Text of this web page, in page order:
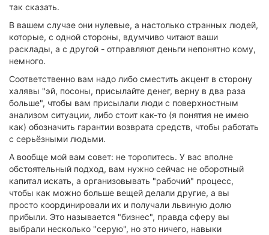
так сказать.
В вашем случае они нулевые, а настолько странных людей,
которые, с одной стороны, вдумчиво читают ваши
расклады, а с другой - отправляют деньги непонятно кому,
немного.
Соответственно вам надо либо сместить акцент в сторону
халявы "эй, посоны, присылайте денег, верну в два раза
больше", чтобы вам присылали люди с поверхностным
анализом ситуации, либо стоит как-то (я понятия не имею
как) обозначить гарантии возврата средств, чтобы работать
с серьёзными людьми.
А вообще мой вам совет: не торопитесь. У вас вполне
обстоятельный подход, вам нужно сейчас не оборотный
капитал искать, а организовывать "рабочий" процесс,
чтобы как можно больше вещей делали другие, а вы
просто координировали их и получали львиную долю
прибыли. Это называется "бизнес", правда сферу вы
выбрали несколько "серую", но это ничего, навыки